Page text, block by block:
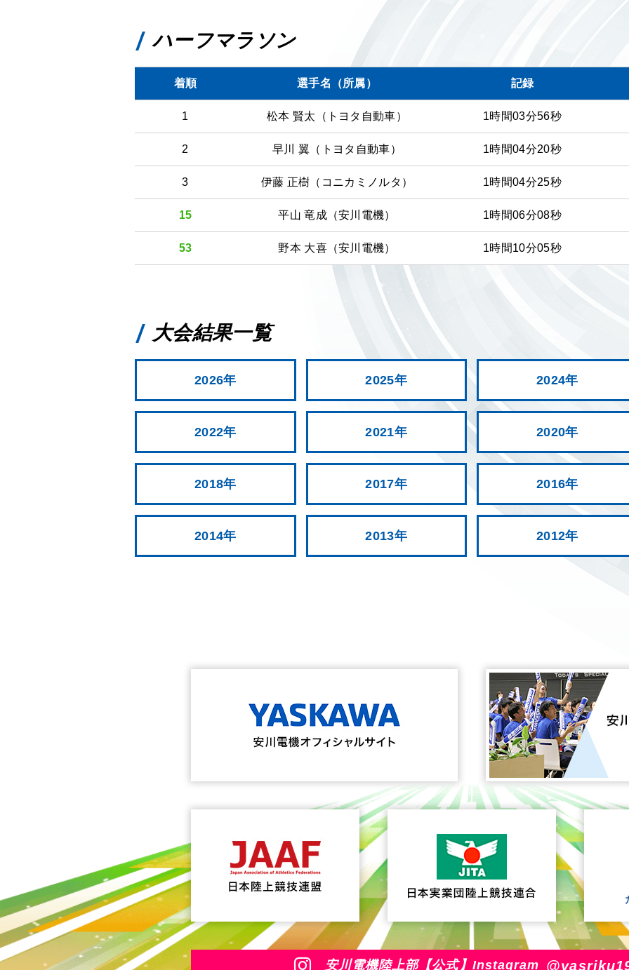
ハーフマラソン
着順 選手名（所属） 記録
1 松本 賢太（トヨタ自動車） 1時間03分56秒
2 早川 翼（トヨタ自動車） 1時間04分20秒
3 伊藤 正樹（コニカミノルタ） 1時間04分25秒
15 平山 竜成（安川電機） 1時間06分08秒
53 野本 大喜（安川電機） 1時間10分05秒
大会結果一覧
2026年 2025年 2024年
2022年 2021年 2020年
2018年 2017年 2016年
2014年 2013年 2012年
安川電機陸上部【公式】Instagram